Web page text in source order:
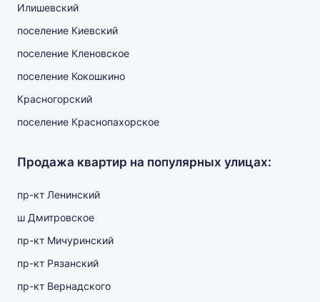
Илишевский
поселение Киевский
поселение Кленовское
поселение Кокошкино
Красногорский
поселение Краснопахорское
Продажа квартир на популярных улицах:
пр-кт Ленинский
ш Дмитровское
пр-кт Мичуринский
пр-кт Рязанский
пр-кт Вернадского